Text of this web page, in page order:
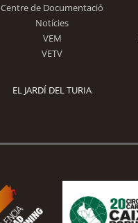
Centre de Documentació
Notícies
VEM
VETV
EL JARDÍ DEL TURIA